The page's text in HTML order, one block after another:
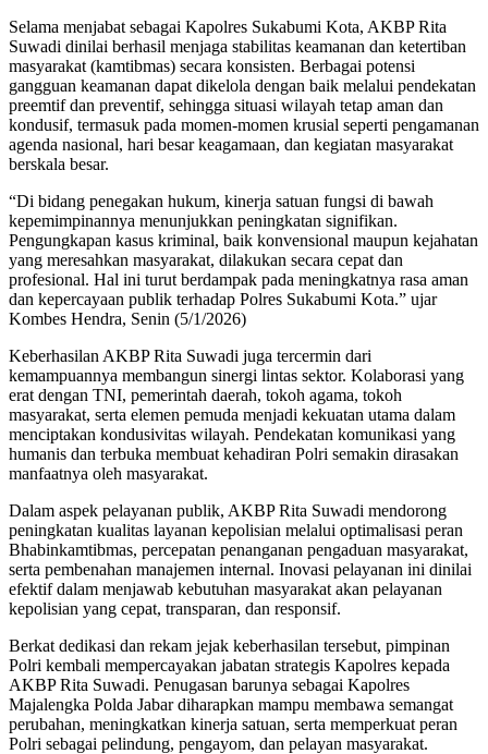
Selama menjabat sebagai Kapolres Sukabumi Kota, AKBP Rita
Suwadi dinilai berhasil menjaga stabilitas keamanan dan ketertiban
masyarakat (kamtibmas) secara konsisten. Berbagai potensi
gangguan keamanan dapat dikelola dengan baik melalui pendekatan
preemtif dan preventif, sehingga situasi wilayah tetap aman dan
kondusif, termasuk pada momen-momen krusial seperti pengamanan
agenda nasional, hari besar keagamaan, dan kegiatan masyarakat
berskala besar.
“Di bidang penegakan hukum, kinerja satuan fungsi di bawah
kepemimpinannya menunjukkan peningkatan signifikan.
Pengungkapan kasus kriminal, baik konvensional maupun kejahatan
yang meresahkan masyarakat, dilakukan secara cepat dan
profesional. Hal ini turut berdampak pada meningkatnya rasa aman
dan kepercayaan publik terhadap Polres Sukabumi Kota.” ujar
Kombes Hendra, Senin (5/1/2026)
Keberhasilan AKBP Rita Suwadi juga tercermin dari
kemampuannya membangun sinergi lintas sektor. Kolaborasi yang
erat dengan TNI, pemerintah daerah, tokoh agama, tokoh
masyarakat, serta elemen pemuda menjadi kekuatan utama dalam
menciptakan kondusivitas wilayah. Pendekatan komunikasi yang
humanis dan terbuka membuat kehadiran Polri semakin dirasakan
manfaatnya oleh masyarakat.
Dalam aspek pelayanan publik, AKBP Rita Suwadi mendorong
peningkatan kualitas layanan kepolisian melalui optimalisasi peran
Bhabinkamtibmas, percepatan penanganan pengaduan masyarakat,
serta pembenahan manajemen internal. Inovasi pelayanan ini dinilai
efektif dalam menjawab kebutuhan masyarakat akan pelayanan
kepolisian yang cepat, transparan, dan responsif.
Berkat dedikasi dan rekam jejak keberhasilan tersebut, pimpinan
Polri kembali mempercayakan jabatan strategis Kapolres kepada
AKBP Rita Suwadi. Penugasan barunya sebagai Kapolres
Majalengka Polda Jabar diharapkan mampu membawa semangat
perubahan, meningkatkan kinerja satuan, serta memperkuat peran
Polri sebagai pelindung, pengayom, dan pelayan masyarakat.